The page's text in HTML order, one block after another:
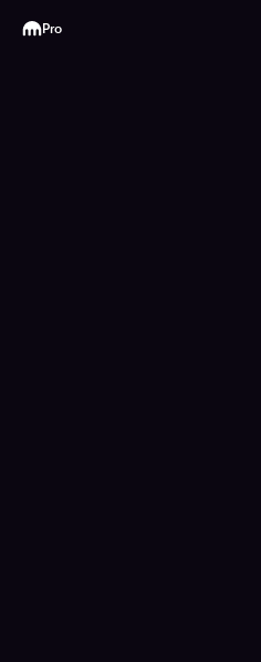
Kraken
Pro